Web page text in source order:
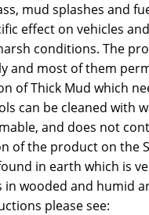
mud splashes and
effect on vehicles
conditions. The
and most of them
of Thick Mud which
can be cleaned with
and does not
of the product on the
in earth which is
wooded and humid
please see: